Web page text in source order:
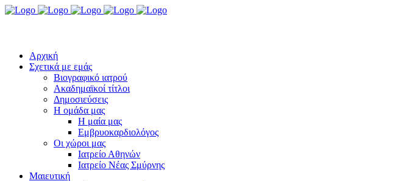
Αρχική
Σχετικά με εμάς
Βιογραφικό ιατρού
Ακαδημαϊκοί τίτλοι
Δημοσιεύσεις
Η ομάδα μας
Η μαία μας
Εμβρυοκαρδιολόγος
Οι χώροι μας
Ιατρείο Αθηνών
Ιατρείο Νέας Σμύρνης
Μαιευτική